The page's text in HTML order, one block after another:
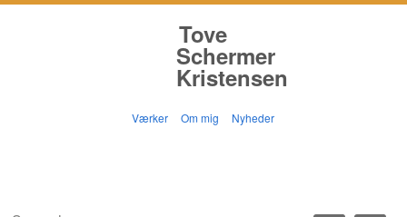
Tove
Schermer
Kristensen
Værker Om mig Nyheder